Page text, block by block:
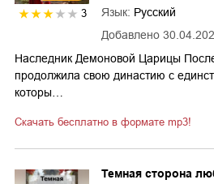
3
Добавлено
Язык: Русский
Наследник Демоновой Царицы
продолжила свою династию с
которы…
Скачать бесплатно в формате mp3!
Темная сторона